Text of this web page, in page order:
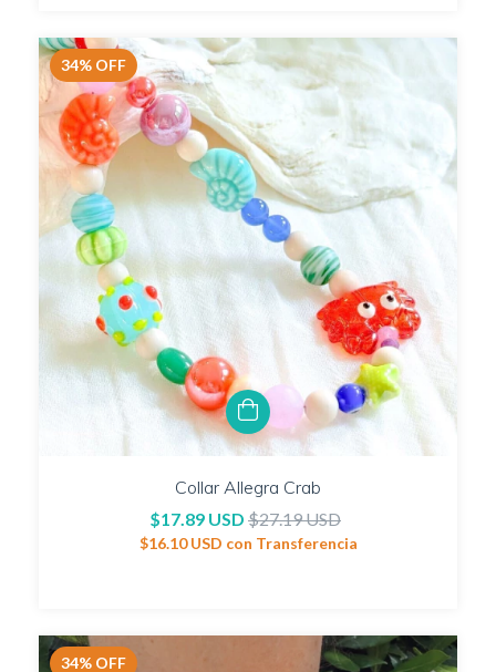
34% OFF
Collar Allegra Crab
$17.89 USD $27.19 USD
$16.10 USD con Transferencia
34% OFF